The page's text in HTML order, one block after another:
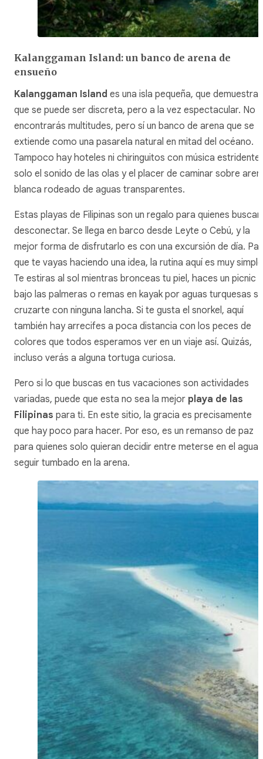
Kalanggaman Island: un banco de arena de
ensueño
Kalanggaman Island es una isla pequeña, que demuestra
que se puede ser discreta, pero a la vez espectacular. No
encontrarás multitudes, pero sí un banco de arena que se
extiende como una pasarela natural en mitad del océano.
Tampoco hay hoteles ni chiringuitos con música estridente:
solo el sonido de las olas y el placer de caminar sobre
blanca rodeado de aguas transparentes.
Estas playas de Filipinas son un regalo para quienes buscan
desconectar. Se llega en barco desde Leyte o Cebú, y la
mejor forma de disfrutarlo es con una excursión de día.
que te vayas haciendo una idea, la rutina aquí es muy
Te estiras al sol mientras bronceas tu piel, haces un picnic
bajo las palmeras o remas en kayak por aguas turquesas
cruzarte con ninguna lancha. Si te gusta el snorkel, aquí
también hay arrecifes a poca distancia con los peces de
colores que todos esperamos ver en un viaje así. Quizás,
incluso verás a alguna tortuga curiosa.
Pero si lo que buscas en tus vacaciones son actividades
variadas, puede que esta no sea la mejor playa de las
Filipinas para ti. En este sitio, la gracia es precisamente
que hay poco para hacer. Por eso, es un remanso de paz
para quienes solo quieran decidir entre meterse en el agua
seguir tumbado en la arena.